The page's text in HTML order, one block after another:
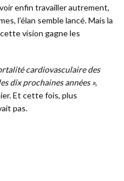
enfin travailler autrement,
l’élan semble lancé. Mais la
vision gagne les
cardiovasculaire des
dix prochaines années »,
Et cette fois, plus
pas.